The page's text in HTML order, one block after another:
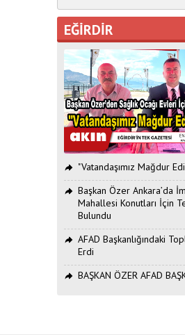
EĞİRDİR
"Vatandaşımız Mağdur
Başkan Özer Ankara’da
Mahallesi Konutları İçin
Bulundu
AFAD Başkanlığındaki
Erdi
BAŞKAN ÖZER AFAD